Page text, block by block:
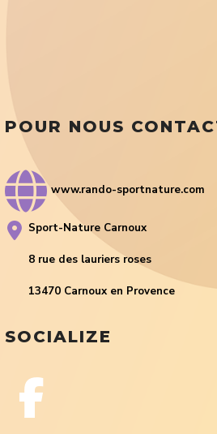
POUR NOUS
www.rando-sportnature.com
Sport-Nature Carnoux
8 rue des lauriers roses
13470 Carnoux en Provence
SOCIALIZE